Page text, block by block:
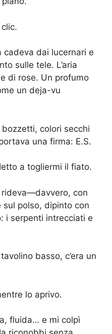
cadeva dai lucernari e
sulle tele. L’aria
di rose. Un profumo
un deja-vu
bozzetti, colori secchi
una firma: E.S.
a togliermi il fiato.
con
polso, dipinto con
i serpenti intrecciati e
basso, c’era un
lo aprivo.
fluida… e mi colpì